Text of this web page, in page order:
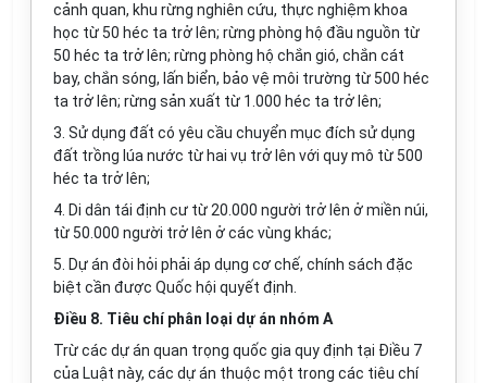
cảnh quan, khu rừng nghiên cứu, thực nghiệm khoa
học từ 50 héc ta trở lên; rừng phòng hộ đầu nguồn từ
50 héc ta trở lên; rừng phòng hộ chắn gió, chắn cát
bay, chắn sóng, lấn biển, bảo vệ môi trường từ 500 héc
ta trở lên; rừng sản xuất từ 1.000 héc ta trở lên;
3. Sử dụng đất có yêu cầu chuyển mục đích sử dụng
đất trồng lúa nước từ hai vụ trở lên với quy mô từ 500
héc ta trở lên;
4. Di dân tái định cư từ 20.000 người trở lên ở miền núi,
từ 50.000 người trở lên ở các vùng khác;
5. Dự án đòi hỏi phải áp dụng cơ chế, chính sách đặc
biệt cần được Quốc hội quyết định.
Điều 8. Tiêu chí phân loại dự án nhóm A
Trừ các dự án quan trọng quốc gia quy định tại Điều 7
của Luật này, các dự án thuộc một trong các tiêu chí